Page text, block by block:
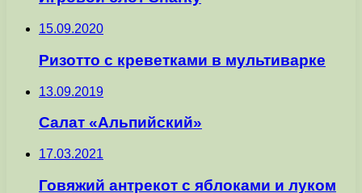
15.09.2020
Ризотто с креветками в мультиварке
13.09.2019
Cалат «Альпийский»
17.03.2021
Говяжий антрекот с яблоками и луком